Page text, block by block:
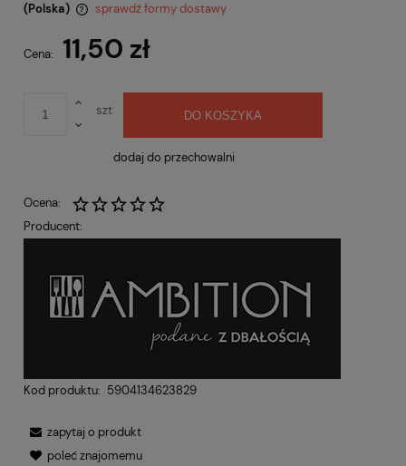
(Polska)
sprawdź formy dostawy
Cena: 11,50 zł
szt DO KOSZYKA
dodaj do przechowalni
Ocena:
Producent:
Kod produktu: 5904134623829
zapytaj o produkt
poleć znajomemu